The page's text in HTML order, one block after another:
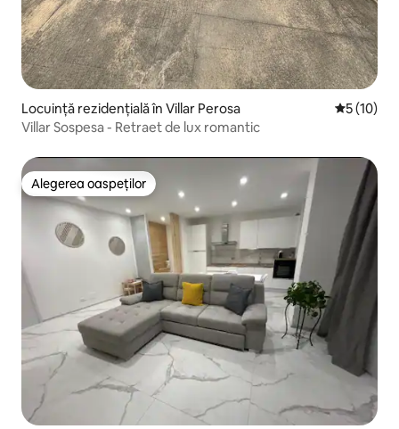
Locuință rezidențială în Villar Perosa Scor
5 (10)
Villar Sospesa - Retraet de lux romantic
Alegerea oaspeților
Alegerea oaspeților